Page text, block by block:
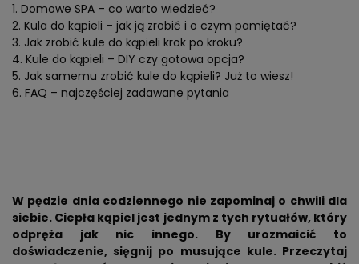
Domowe SPA – co warto wiedzieć?
Kula do kąpieli – jak ją zrobić i o czym pamiętać?
Jak zrobić kule do kąpieli krok po kroku?
Kule do kąpieli – DIY czy gotowa opcja?
Jak samemu zrobić kule do kąpieli? Już to wiesz!
FAQ – najczęściej zadawane pytania
W pędzie dnia codziennego nie zapominaj o chwili dla
siebie. Ciepła kąpiel jest jednym z tych rytuałów, który
odpręża jak nic innego. By urozmaicić to
doświadczenie, sięgnij po musujące kule. Przeczytaj